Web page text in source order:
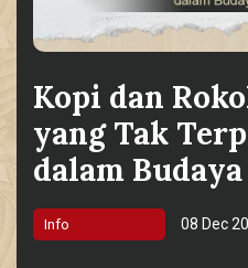
Kopi dan
yang Tak
dalam
Info 08 Dec